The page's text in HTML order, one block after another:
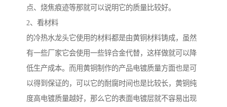
点、烧焦痕迹等那就可以说明它的质量比较好。
2、看材料
的冷热水龙头它使用的材料都是由黄铜材料铸成，虽然
有一些厂家它会使用一些锌合金代替，这样做就可以降
低生产成本。而用黄铜制作的产品电镀质量方面也是可
以得到保证的，可以它的耐腐时间也是比较长，黄铜纯
度高电镀质量越好，那么它的表面电镀层就不容易出现